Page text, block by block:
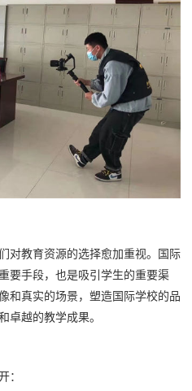
对教育资源的选择愈加重视。国际
要手段，也是吸引学生的重要渠
和真实的场景，塑造国际学校的品
卓越的教学成果。
：